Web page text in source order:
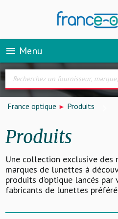
menu Menu
France optique Produits
Produits
Une collection exclusive des
marques de lunettes à
produits d’optique lancés par
fabricants de lunettes